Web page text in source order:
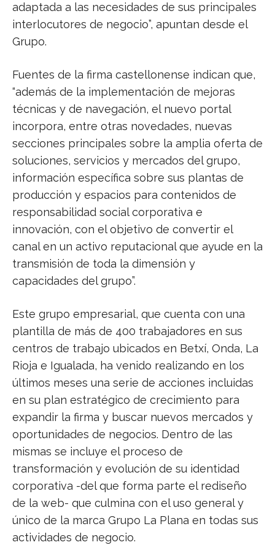
adaptada a las necesidades de sus principales
interlocutores de negocio”, apuntan desde el
Grupo.
Fuentes de la firma castellonense indican que,
“además de la implementación de mejoras
técnicas y de navegación, el nuevo portal
incorpora, entre otras novedades, nuevas
secciones principales sobre la amplia oferta de
soluciones, servicios y mercados del grupo,
información específica sobre sus plantas de
producción y espacios para contenidos de
responsabilidad social corporativa e
innovación, con el objetivo de convertir el
canal en un activo reputacional que ayude en la
transmisión de toda la dimensión y
capacidades del grupo”.
Este grupo empresarial, que cuenta con una
plantilla de más de 400 trabajadores en sus
centros de trabajo ubicados en Betxí, Onda, La
Rioja e Igualada, ha venido realizando en los
últimos meses una serie de acciones incluidas
en su plan estratégico de crecimiento para
expandir la firma y buscar nuevos mercados y
oportunidades de negocios. Dentro de las
mismas se incluye el proceso de
transformación y evolución de su identidad
corporativa -del que forma parte el rediseño
de la web- que culmina con el uso general y
único de la marca Grupo La Plana en todas sus
actividades de negocio.